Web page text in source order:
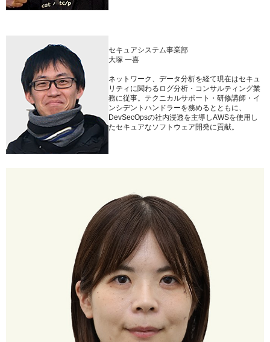
セキュアシステム事業部
大塚 一喜
ネットワーク、データ分析を経て現在はセキュ
リティに関わるログ分析・コンサルティング業
務に従事。テクニカルサポート・研修講師・イ
ンシデントハンドラーを務めるとともに、
DevSecOpsの社内浸透を主導しAWSを使用し
たセキュアなソフトウェア開発に貢献。